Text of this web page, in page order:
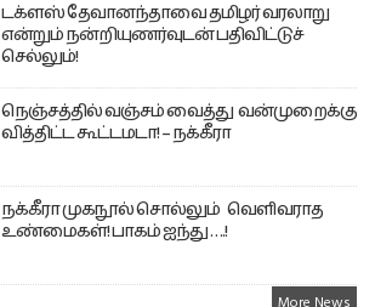
டக்ளஸ் தேவானந்தாவை தமிழர் வரலாறு
என்றும் நன்றியுணர்வுடன் பதிவிட்டுச்
செல்லும்!
நெஞ்சத்தில் வஞ்சம் வைத்து வன்முறைக்கு
வித்திட்ட கூட்டமடா! – நக்கீரா
நக்கீரா முகநூல் சொல்லும் வெளிவராத
உண்மைகள்! பாகம் ஐந்து ….!